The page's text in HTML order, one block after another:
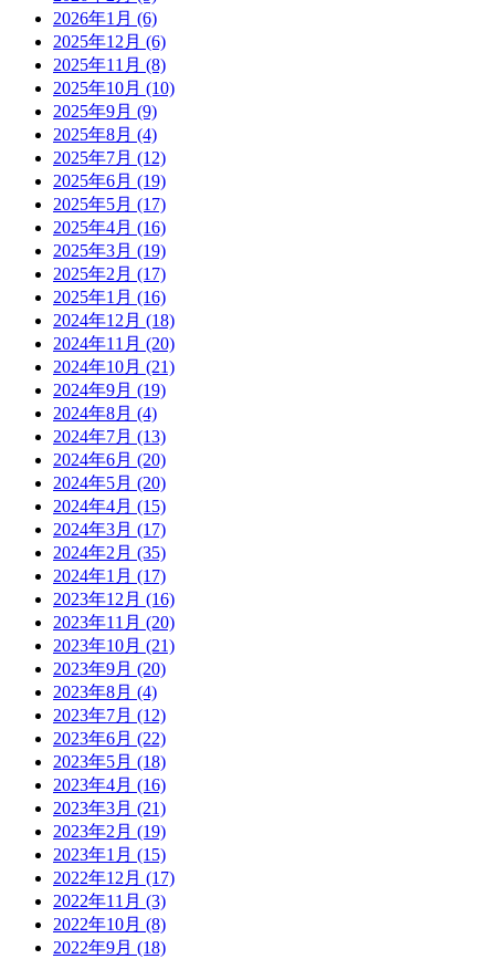
2026年1月 (6)
2025年12月 (6)
2025年11月 (8)
2025年10月 (10)
2025年9月 (9)
2025年8月 (4)
2025年7月 (12)
2025年6月 (19)
2025年5月 (17)
2025年4月 (16)
2025年3月 (19)
2025年2月 (17)
2025年1月 (16)
2024年12月 (18)
2024年11月 (20)
2024年10月 (21)
2024年9月 (19)
2024年8月 (4)
2024年7月 (13)
2024年6月 (20)
2024年5月 (20)
2024年4月 (15)
2024年3月 (17)
2024年2月 (35)
2024年1月 (17)
2023年12月 (16)
2023年11月 (20)
2023年10月 (21)
2023年9月 (20)
2023年8月 (4)
2023年7月 (12)
2023年6月 (22)
2023年5月 (18)
2023年4月 (16)
2023年3月 (21)
2023年2月 (19)
2023年1月 (15)
2022年12月 (17)
2022年11月 (3)
2022年10月 (8)
2022年9月 (18)